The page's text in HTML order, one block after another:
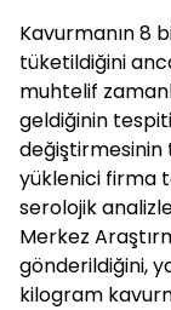
Kavurmanın 8
tüketildiğini
muhtelif
geldiğinin
değiştirmesinin
yüklenici firma
serolojik
Merkez
gönderildiğini,
kilogram